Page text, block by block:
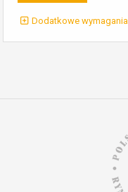
Dodatkowe wymagania